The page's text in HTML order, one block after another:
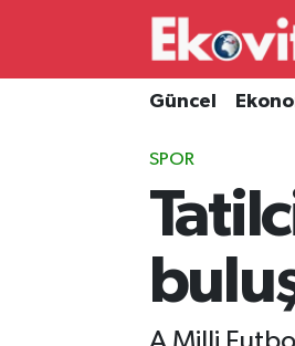
Güncel
SPOR
Güncel
Borsa Haberleri
Hava Durumu
Süper Lig Puan Durumu ve
Tüm Manşetler
Son Dakika Haberleri